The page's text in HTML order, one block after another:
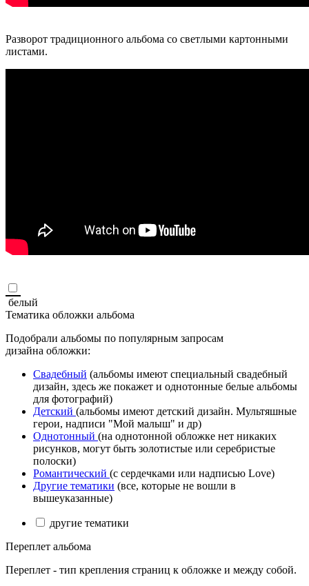
Разворот традиционного альбома со светлыми картонными
листами.
белый
Тематика обложки альбома
Подобрали альбомы по популярным запросам
дизайна обложки:
Свадебный (альбомы имеют специальный свадебный
дизайн, здесь же покажет и однотонные белые альбомы
для фотографий)
Детский (альбомы имеют детский дизайн. Мультяшные
герои, надписи "Мой малыш" и др)
Однотонный (на однотонной обложке нет никаких
рисунков, могут быть золотистые или серебристые
полоски)
Романтический (с сердечками или надписью Love)
Другие тематики (все, которые не вошли в
вышеуказанные)
другие тематики
Переплет альбома
Переплет - тип крепления страниц к обложке и между собой.